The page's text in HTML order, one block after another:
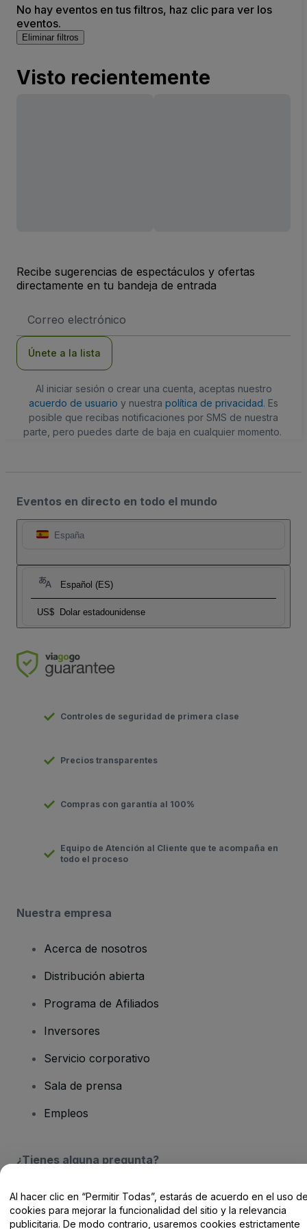
No hay eventos en tus filtros, haz clic para ver los
eventos.
Eliminar filtros
Visto recientemente
Recibe sugerencias de espectáculos y ofertas
directamente en tu bandeja de entrada
de
Únete a la lista
Al iniciar sesión o crear una cuenta, aceptas nuestro
acuerdo de usuario y nuestra política de privacidad. Es
posible que recibas notificaciones por SMS de nuestra
parte, pero puedes darte de baja en cualquier momento.
Eventos en directo en todo el mundo
España
Español (ES)
US$ Dolar estadounidense
Controles de seguridad de primera clase
Precios transparentes
Compras con garantía al 100%
Equipo de Atención al Cliente que te acompaña en
todo el proceso
Nuestra empresa
Acerca de nosotros
Distribución abierta
Programa de Afiliados
Inversores
Servicio corporativo
Sala de prensa
Empleos
¿Tienes alguna pregunta?
Centro de Ayuda / Contacto
Al hacer clic en “Permitir Todas”, estarás de acuerdo en el uso
cookies para mejorar la funcionalidad del sitio y la relevancia
publicitaria. De modo contrario, usaremos cookies estrictamente